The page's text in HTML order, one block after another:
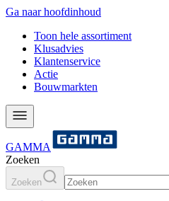
Ga naar hoofdinhoud
Toon hele assortiment
Klusadvies
Klantenservice
Actie
Bouwmarkten
GAMMA
Zoeken
Zoeken